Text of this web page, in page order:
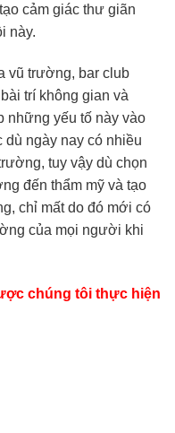
cảm giác thư giãn
này.
vũ trường, bar club
trí không gian và
những yếu tố này vào
dù ngày nay có nhiều
tuy vậy dù chọn
đến thẩm mỹ và tạo
chỉ mất do đó mới có
của mọi người khi
chúng tôi thực hiện